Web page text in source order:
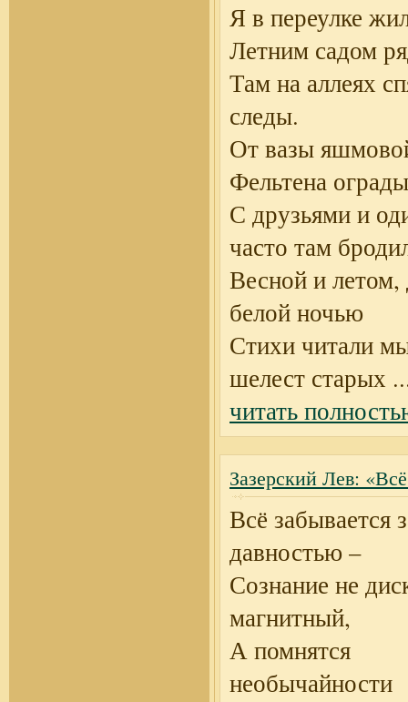
Я в переулке
Летним садом
Там на аллеях
следы.
От вазы
Фельтена ограды
С друзьями и
часто там
Весной и
белой ночью
Стихи читали
шелест старых
читать
Зазерский Лев:
Всё забывается
давностью –
Сознание не
магнитный,
А помнятся
необычайности